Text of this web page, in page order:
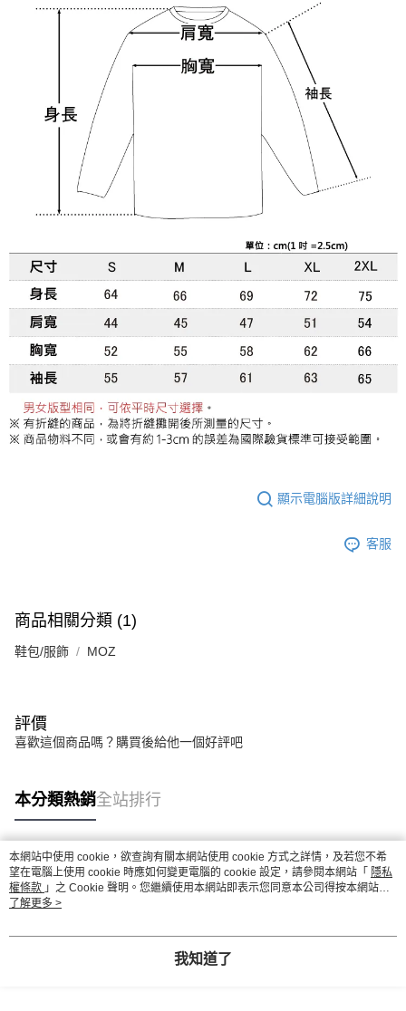
顯示電腦版詳細說明
客服
商品相關分類 (1)
鞋包/服飾 MOZ
評價
喜歡這個商品嗎？購買後給他一個好評吧
本分類熱銷全站排行
熱門標籤
本網站中使用 cookie，欲查詢有關本網站使用 cookie 方式之詳情，及若您不希
望在電腦上使用 cookie 時應如何變更電腦的 cookie 設定，請參閱本網站「 隱私
權條款 」之 Cookie 聲明。您繼續使用本網站即表示您同意本公司得按本網站使
用條款之 Cookie 聲明使用 cookie。
了解更多 >
我知道了